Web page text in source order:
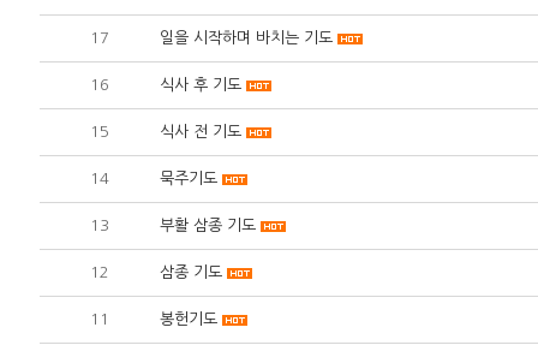
17 일을 시작하며 바치는 기도
16 식사 후 기도
15 식사 전 기도
14 묵주기도
13 부활 삼종 기도
12 삼종 기도
11 봉헌기도